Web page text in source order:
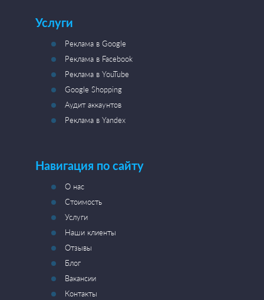
Услуги
Реклама в Google
Реклама в Facebook
Реклама в YouTube
Google Shopping
Аудит аккаунтов
Реклама в Yandex
Навигация по сайту
О нас
Стоимость
Услуги
Наши клиенты
Отзывы
Блог
Вакансии
Контакты